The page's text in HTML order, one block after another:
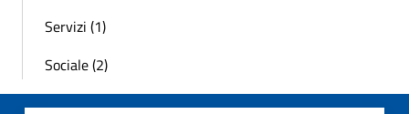
Servizi (1)
Sociale (2)